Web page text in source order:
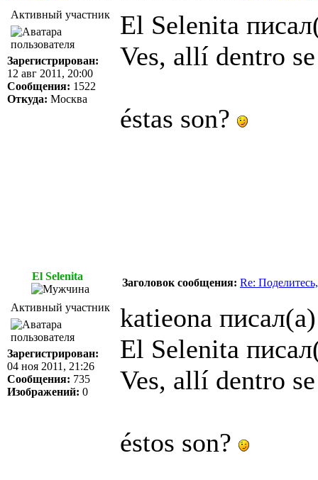
Активный участник
Зарегистрирован:
12 авг 2011, 20:00
Сообщения: 1522
Откуда: Москва
El Selenita
Ves, allí dentro
éstas son?
El Selenita
Заголовок сообщения: Re:
Активный участник
Зарегистрирован:
04 ноя 2011, 21:26
Сообщения: 735
Изображений: 0
katieona
El Selenita
Ves, allí dentro
éstos son?